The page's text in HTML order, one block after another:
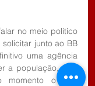
no meio político
junto ao BB
uma agência
a população, mas
momento o que